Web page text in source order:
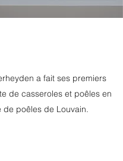
a fait ses premiers
de casseroles et poêles en
de poêles de Louvain.